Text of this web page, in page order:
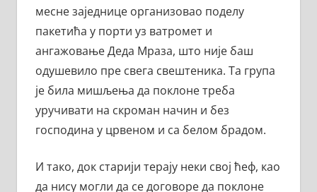
месне заједнице организовао поделу
пакетића у порти уз ватромет и
ангажовање Деда Мраза, што није баш
одушевило пре свега свештеника. Та група
је била мишљења да поклоне треба
уручивати на скроман начин и без
господина у црвеном и са белом брадом.
И тако, док старији терају неки свој ћеф, као
да нису могли да се договоре да поклоне